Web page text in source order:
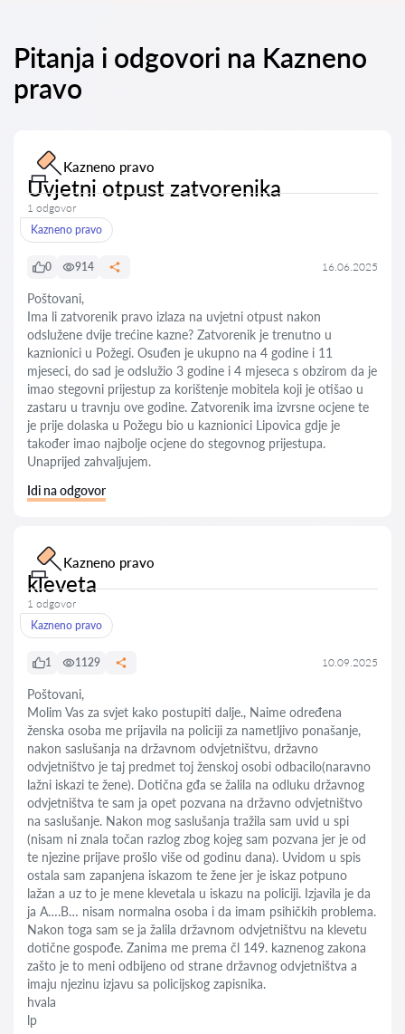
Pitanja i odgovori na Kazneno
pravo
Kazneno pravo
Uvjetni otpust zatvorenika
1 odgovor
Kazneno pravo
0 914 16.06.2025
Poštovani,
Ima li zatvorenik pravo izlaza na uvjetni otpust nakon
odslužene dvije trećine kazne? Zatvorenik je trenutno u
kaznionici u Požegi. Osuđen je ukupno na 4 godine i 11
mjeseci, do sad je odslužio 3 godine i 4 mjeseca s obzirom da je
imao stegovni prijestup za korištenje mobitela koji je otišao u
zastaru u travnju ove godine. Zatvorenik ima izvrsne ocjene te
je prije dolaska u Požegu bio u kaznionici Lipovica gdje je
također imao najbolje ocjene do stegovnog prijestupa.
Unaprijed zahvaljujem.
Idi na odgovor
Kazneno pravo
kleveta
1 odgovor
Kazneno pravo
1 1129 10.09.2025
Poštovani,
Molim Vas za svjet kako postupiti dalje., Naime određena
ženska osoba me prijavila na policiji za nametljivo ponašanje,
nakon saslušanja na državnom odvjetništvu, državno
odvjetništvo je taj predmet toj ženskoj osobi odbacilo(naravno
lažni iskazi te žene). Dotična gđa se žalila na odluku državnog
odvjetništva te sam ja opet pozvana na državno odvjetništvo
na saslušanje. Nakon mog saslušanja tražila sam uvid u spi
(nisam ni znala točan razlog zbog kojeg sam pozvana jer je od
te njezine prijave prošlo više od godinu dana). Uvidom u spis
ostala sam zapanjena iskazom te žene jer je iskaz potpuno
lažan a uz to je mene klevetala u iskazu na policiji. Izjavila je da
ja A….B… nisam normalna osoba i da imam psihičkih problema.
Nakon toga sam se ja žalila državnom odvjetništvu na klevetu
dotične gospođe. Zanima me prema čl 149. kaznenog zakona
zašto je to meni odbijeno od strane državnog odvjetništva a
imaju njezinu izjavu sa policijskog zapisnika.
hvala
lp